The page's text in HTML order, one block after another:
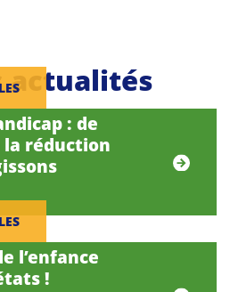
actualités
: de
réduction
l’enfance
!